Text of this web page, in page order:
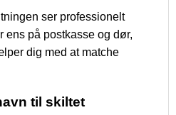
ser professionelt
ens på postkasse og dør,
dig med at matche
til skiltet